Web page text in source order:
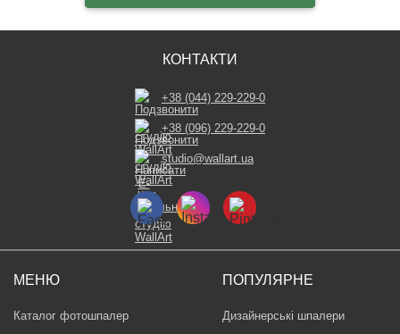
МЕНЮ
Каталог фотошпалер
ПОПУЛЯРНЕ
Дизайнерські шпалери
КОНТАКТИ
+38 (044) 229-229-0
+38 (096) 229-229-0
studio@wallart.ua